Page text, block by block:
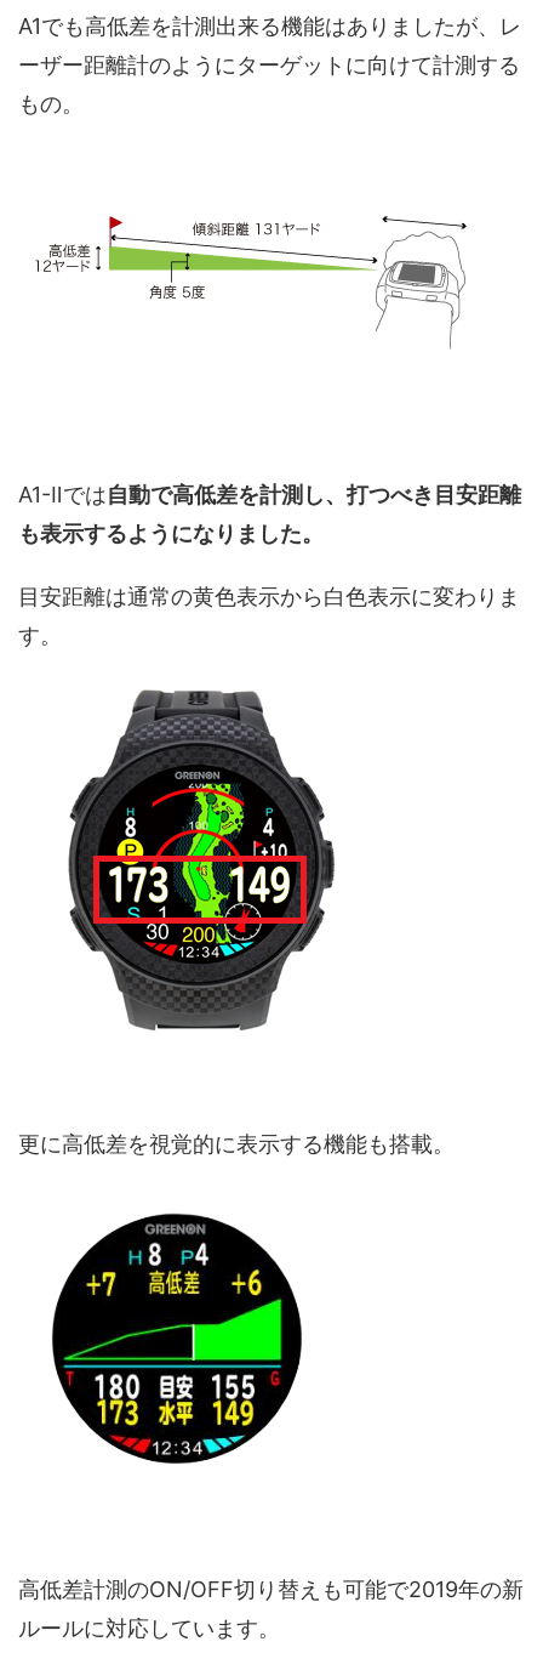
A1でも高低差を計測出来る機能はありましたが、レ
ーザー距離計のようにターゲットに向けて計測する
もの。
A1-Ⅱでは自動で高低差を計測し、打つべき目安距離
も表示するようになりました。
目安距離は通常の黄色表示から白色表示に変わりま
す。
更に高低差を視覚的に表示する機能も搭載。
高低差計測のON/OFF切り替えも可能で2019年の新
ルールに対応しています。